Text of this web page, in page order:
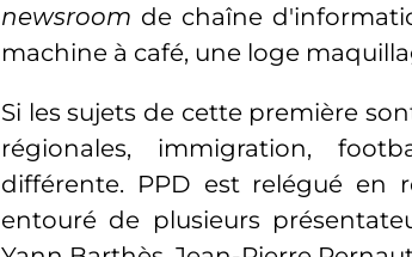
newsroom de chaîne
machine à café, une loge
Si les sujets de cette première
régionales, immigration,
différente. PPD est relégué en
entouré de plusieurs